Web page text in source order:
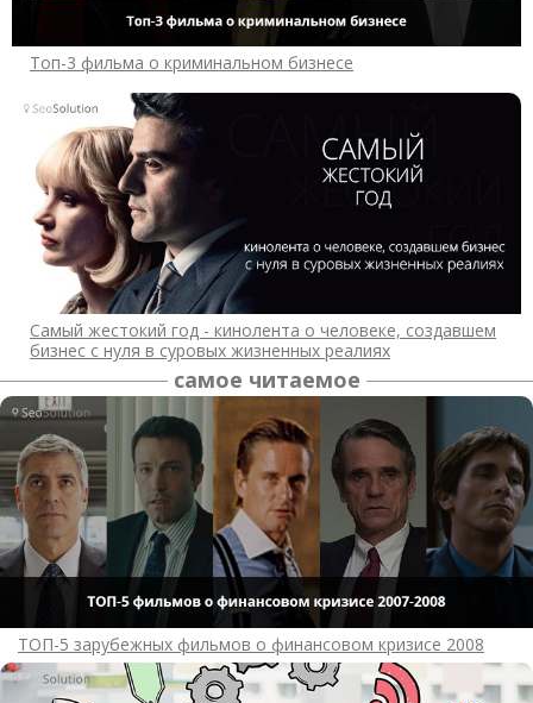
Топ-3 фильма о криминальном бизнесе
Самый жестокий год - кинолента о человеке, создавшем
бизнес с нуля в суровых жизненных реалиях
самое читаемое
ТОП-5 зарубежных фильмов о финансовом кризисе 2008